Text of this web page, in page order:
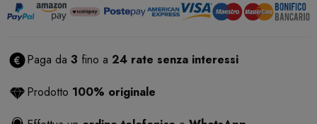
Paga da 3 fino a 24 rate senza interessi
Prodotto 100% originale